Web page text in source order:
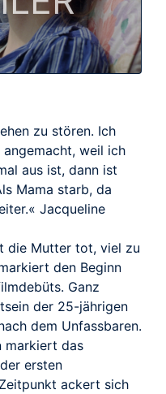
zu stören. Ich
angemacht, weil ich
aus ist, dann ist
Mama starb, da
Jacqueline
die Mutter tot, viel zu
den Beginn
Ganz
der 25-jährigen
dem Unfassbaren.
markiert das
ersten
ackert sich